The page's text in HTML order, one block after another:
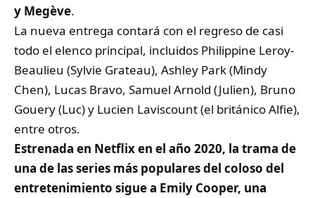
y Megève.
La nueva entrega contará con el regreso de casi
todo el elenco principal, incluidos Philippine Leroy-
Beaulieu (Sylvie Grateau), Ashley Park (Mindy
Chen), Lucas Bravo, Samuel Arnold (Julien), Bruno
Gouery (Luc) y Lucien Laviscount (el británico Alfie),
entre otros.
Estrenada en Netflix en el año 2020, la trama de
una de las series más populares del coloso del
entretenimiento sigue a Emily Cooper, una